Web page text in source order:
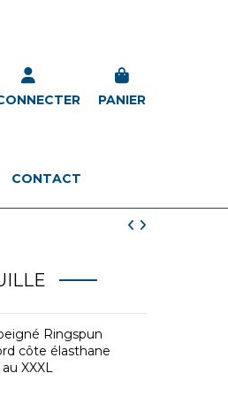
PANIER
CONTACT
Ringspun
côte élasthane
XXXL